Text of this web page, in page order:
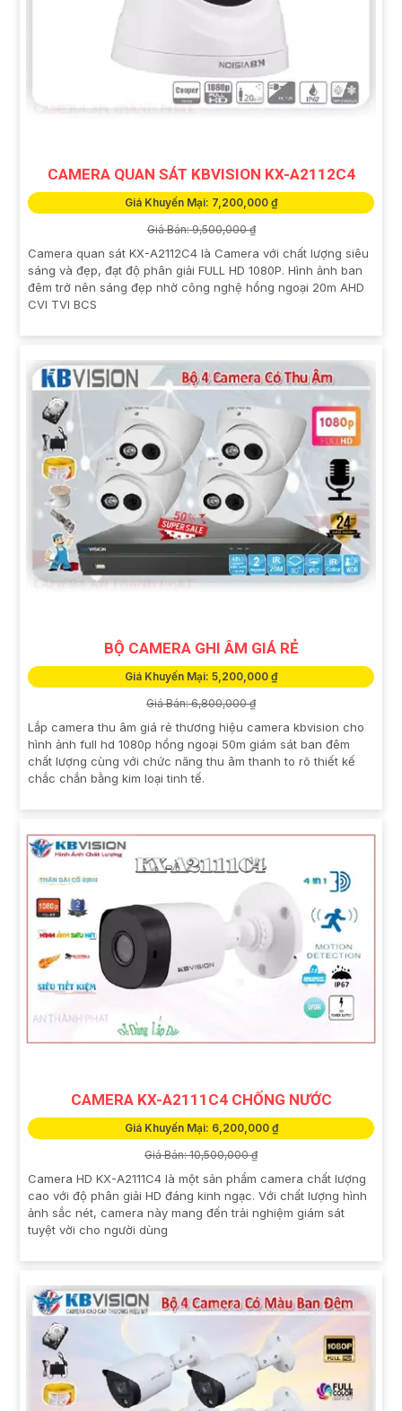
CAMERA QUAN SÁT KBVISION KX-A2112C4
Giá Khuyến Mại: 7,200,000 ₫
Giá Bán: 9,500,000 ₫
Camera quan sát KX-A2112C4 là Camera với chất lượng siêu
sáng và đẹp, đạt độ phân giải FULL HD 1080P. Hình ảnh ban
đêm trở nên sáng đẹp nhờ công nghệ hồng ngoại 20m AHD
CVI TVI BCS
BỘ CAMERA GHI ÂM GIÁ RẺ
Giá Khuyến Mại: 5,200,000 ₫
Giá Bán: 6,800,000 ₫
Lắp camera thu âm giá rẻ thương hiệu camera kbvision cho
hình ảnh full hd 1080p hồng ngoại 50m giám sát ban đêm
chất lượng cùng với chức năng thu âm thanh to rõ thiết kế
chắc chắn bằng kim loại tinh tế.
CAMERA KX-A2111C4 CHỐNG NƯỚC
Giá Khuyến Mại: 6,200,000 ₫
Giá Bán: 10,500,000 ₫
Camera HD KX-A2111C4 là một sản phẩm camera chất lượng
cao với độ phân giải HD đáng kinh ngạc. Với chất lượng hình
ảnh sắc nét, camera này mang đến trải nghiệm giám sát
tuyệt vời cho người dùng